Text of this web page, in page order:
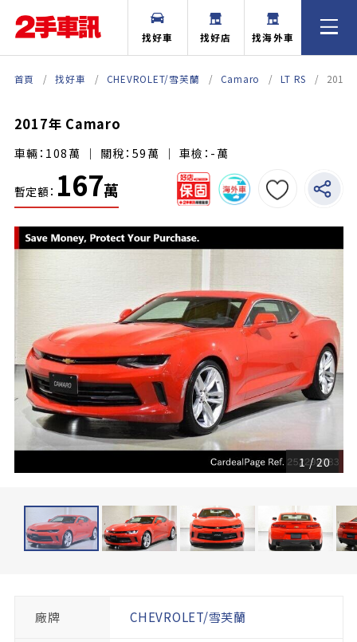
找好車 找好店 找海外車
首頁 找好車 CHEVROLET/雪芙蘭 Camaro LT RS 2017
2017年 Camaro
車輛：108萬 ｜ 關稅：59萬 ｜ 車檢：-萬
暫定額： 167萬
1/20
廠牌 CHEVROLET/雪芙蘭